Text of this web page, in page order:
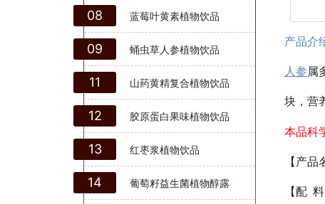
08 蓝莓叶黄素植物饮品
09 蛹虫草人参植物饮品
11 山药黄精复合植物饮品
12 胶原蛋白果味植物饮品
13 红枣浆植物饮品
14 葡萄籽益生菌植物醇露
产品介
人参属
块，营
本品科
【产
【配